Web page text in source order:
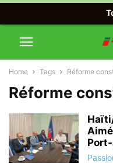
Home Tags Réforme
Réforme